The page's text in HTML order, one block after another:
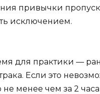
привычки
исключением.
для практики —
Если это
менее чем за 2